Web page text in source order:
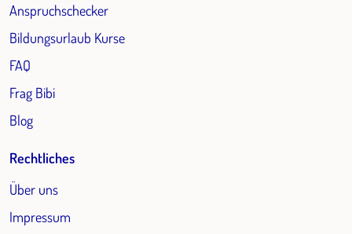
Anspruchschecker
Bildungsurlaub Kurse
FAQ
Frag Bibi
Blog
Rechtliches
Über uns
Impressum